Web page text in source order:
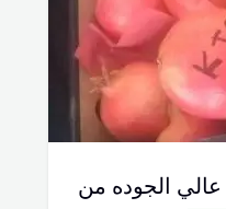
الجوده من